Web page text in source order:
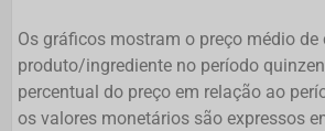
Os gráficos mostram o preço médio de
produto/ingrediente no período
percentual do preço em relação ao
os valores monetários são expressos